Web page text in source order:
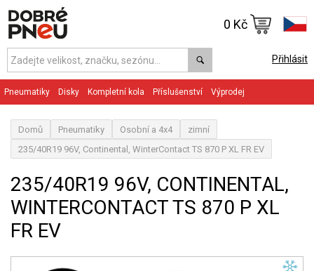
Přihlásit
0 Kč
Pneumatiky Disky Kompletní kola Příslušenství Výprodej
Domů Pneumatiky Osobní a 4x4
zimní
235/40R19 96V, Continental, WinterContact TS 870 P XL FR EV
235/40R19 96V, CONTINENTAL,
WINTERCONTACT TS 870 P XL
FR EV